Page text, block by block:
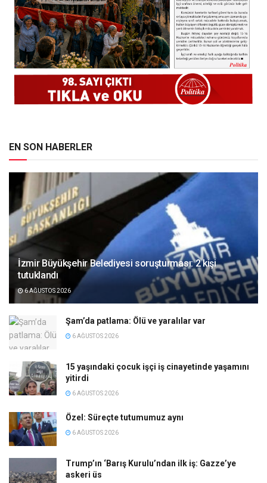
EN SON HABERLER
İzmir Büyükşehir Belediyesi soruşturması: 2 kişi
tutuklandı
6 AĞUSTOS 2026
Şam’da patlama: Ölü ve yaralılar var
6 AĞUSTOS 2026
15 yaşındaki çocuk işçi iş cinayetinde yaşamını
yitirdi
6 AĞUSTOS 2026
Özel: Süreçte tutumumuz aynı
6 AĞUSTOS 2026
Trump’ın ‘Barış Kurulu’ndan ilk iş: Gazze’ye
askeri üs